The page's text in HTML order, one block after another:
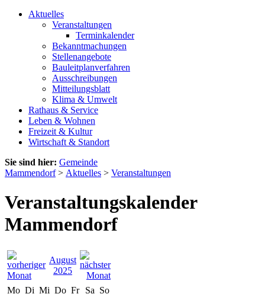
Aktuelles
Veranstaltungen
Terminkalender
Bekanntmachungen
Stellenangebote
Bauleitplanverfahren
Ausschreibungen
Mitteilungsblatt
Klima & Umwelt
Rathaus & Service
Leben & Wohnen
Freizeit & Kultur
Wirtschaft & Standort
Sie sind hier: Gemeinde
Mammendorf> Aktuelles > Veranstaltungen
Veranstaltungskalender
Mammendorf
August
2025
Mo Di Mi Do Fr Sa So